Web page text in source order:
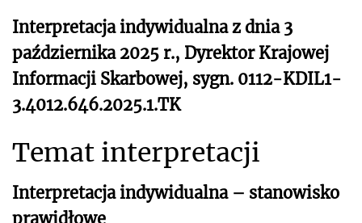
Interpretacja indywidualna z dnia 3
października 2025 r., Dyrektor Krajowej
Informacji Skarbowej, sygn. 0112-KDIL1-
3.4012.646.2025.1.TK
Temat interpretacji
Interpretacja indywidualna – stanowisko
prawidłowe